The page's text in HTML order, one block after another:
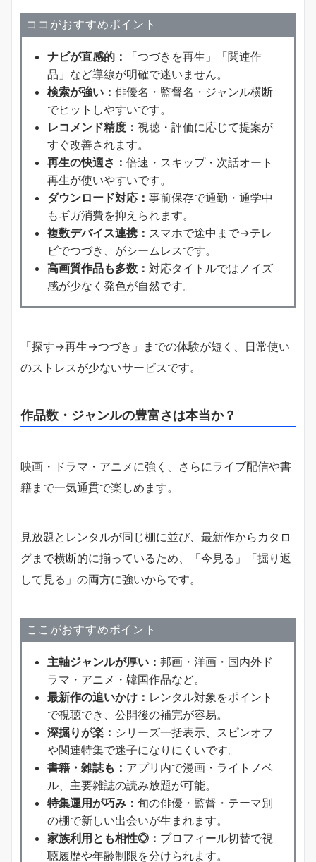
ココがおすすめポイント
ナビが直感的：
「つづきを再生」「関連作
品」など導線が明確で迷いません。
検索が強い： 俳優名・監督名・ジャンル横断
でヒットしやすいです。
レコメンド精度： 視聴・評価に応じて提案が
すぐ改善されます。
再生の快適さ： 倍速・スキップ・次話オート
再生が使いやすいです。
ダウンロード対応： 事前保存で通勤・通学中
もギガ消費を抑えられます。
複数デバイス連携： スマホで途中まで→テレ
ビでつづき、がシームレスです。
高画質作品も多数： 対応タイトルではノイズ
感が少なく発色が自然です。
「探す→再生→つづき」までの体験が短く、日常使い
のストレスが少ないサービスです。
作品数・ジャンルの豊富さは本当か？
映画・ドラマ・アニメに強く、さらにライブ配信や書
籍まで一気通貫で楽しめます。
見放題とレンタルが同じ棚に並び、最新作からカタロ
グまで横断的に揃っているため、「今見る」「掘り返
して見る」の両方に強いからです。
ここがおすすめポイント
主軸ジャンルが厚い： 邦画・洋画・国内外ド
ラマ・アニメ・韓国作品など。
最新作の追いかけ： レンタル対象をポイント
で視聴でき、公開後の補完が容易。
深掘りが楽： シリーズ一括表示、スピンオフ
や関連特集で迷子になりにくいです。
書籍・雑誌も： アプリ内で漫画・ライトノベ
ル、主要雑誌の読み放題が可能。
特集運用が巧み： 旬の俳優・監督・テーマ別
の棚で新しい出会いが生まれます。
家族利用とも相性◎： プロフィール切替で視
聴履歴や年齢制限を分けられます。